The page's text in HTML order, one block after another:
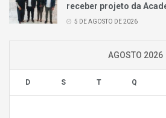
receber projeto da
5 DE AGOSTO DE 2026
AGOSTO 2026
D S T Q